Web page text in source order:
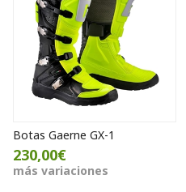
Botas Gaerne GX-1
230,00€
más variaciones